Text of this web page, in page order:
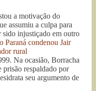
a motivação do
assumiu a culpa para
sido injustiçado em outro
Paraná condenou Jair
rural
Na ocasião, Borracha
respaldado por
seu argumento de